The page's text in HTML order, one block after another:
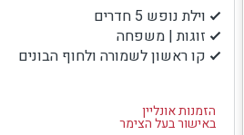
וילת נופש 5 חדרים
זוגות | משפחה
קו ראשון לשמורה ולחוף הבונים
הזמנות אונליין
באישור בעל הצימר